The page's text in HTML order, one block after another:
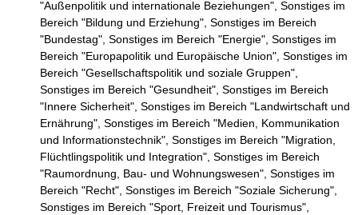
"Außenpolitik und internationale Beziehungen", Sonstiges im
Bereich "Bildung und Erziehung", Sonstiges im Bereich
"Bundestag", Sonstiges im Bereich "Energie", Sonstiges im
Bereich "Europapolitik und Europäische Union", Sonstiges im
Bereich "Gesellschaftspolitik und soziale Gruppen",
Sonstiges im Bereich "Gesundheit", Sonstiges im Bereich
"Innere Sicherheit", Sonstiges im Bereich "Landwirtschaft und
Ernährung", Sonstiges im Bereich "Medien, Kommunikation
und Informationstechnik", Sonstiges im Bereich "Migration,
Flüchtlingspolitik und Integration", Sonstiges im Bereich
"Raumordnung, Bau- und Wohnungswesen", Sonstiges im
Bereich "Recht", Sonstiges im Bereich "Soziale Sicherung",
Sonstiges im Bereich "Sport, Freizeit und Tourismus",